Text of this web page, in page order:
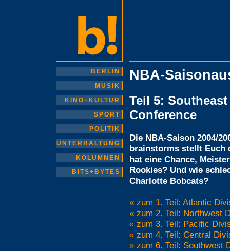
BERLIN
MUSIK
KINO+KULTUR
SPORT
POLITIK
UNTERHALTUNG
KOLUMNEN
BITS+BYTES
NBA-
Teil 5:
Conference
Die NBA-Saison 2004/
brainstorms stellt Euch
hat eine Chance,
Rookies? Und wie
Charlotte Bobcats?
« zum 1. Teil: Atlantic
« zum 2. Teil: Northwest
« zum 3. Teil: Pacific
« zum 4. Teil: Central
» zum 6. Teil: Southwest